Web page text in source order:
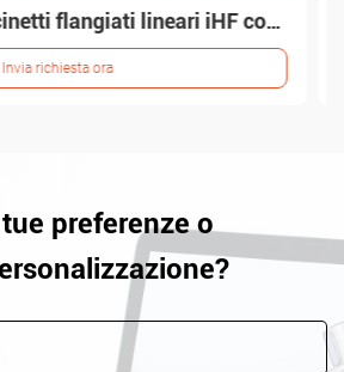
Invia richiesta ora
preferenze o